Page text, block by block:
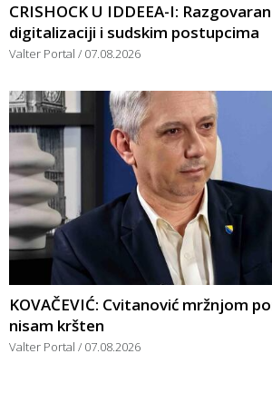
CRISHOCK U IDDEEA-I:
digitalizaciji i sudskim postupcima
Valter Portal 07.08.2026
KOVAČEVIĆ: Cvitanović mržnjom
nisam kršten
Valter Portal 07.08.2026